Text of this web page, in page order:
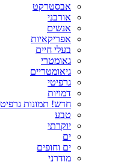
אבסטרקט
אורבני
אנשים
אפריקאיות
בעלי חיים
גאומטרי
גיאומטריים
גרפיטי
דמויות
חדש! תמונות
טבע
יוקרתי
ים
ים וחופים
מודרני